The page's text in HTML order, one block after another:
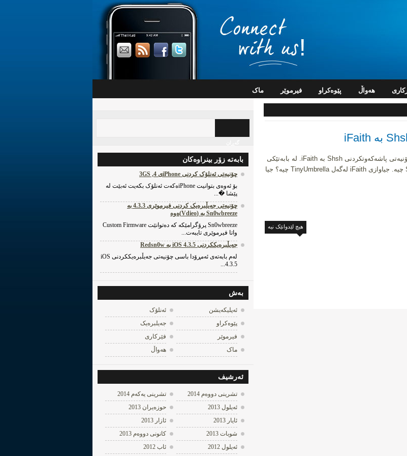
هه‌واڵ پێوه‌کراو فیرموێر ماک
له‌م بابه‌ته‌ی ئه‌مڕۆیا باسی چۆنیه‌تی پاشه‌که‌وتکردنی Shsh به‌ iFaith. له‌ بابه‌تێکی
هیچ لێدوانێک نیه‌
بابه‌ته‌ زۆر بینراوه‌کان
چۆنیه‌تی ئه‌نلۆک کردنی iPhoneی 4, 3GS
بۆ ئه‌وه‌ی بتوانیت iPhoneه‌که‌ت ئه‌نلۆک بکه‌یت ئه‌بێت له‌
پێشا �...
چۆنیه‌تی جه‌یڵبره‌یک کردنی فیرموێری 4.3.3 به‌
Sn0wbreeze به‌ (Vdieo)ه‌وه‌
Sn0wbreeze پرۆگرامێکه‌ که‌ ده‌توانێت Custom Firmware
واتا فیرموێری تایبه‌ت...
جه‌یڵبره‌یککردنی iOS 4.3.5 به‌ Redsn0w
له‌م بابه‌ته‌ی ئه‌مڕۆدا باسی چۆنیه‌تی جه‌یڵبره‌یککردنی iOS
4.3.5...
به‌ش
ئه‌پلیکه‌یشن
ئه‌نلۆک
پێوه‌کراو
جه‌یلبره‌یک
فیرموێر
فێرکاری
ماک
هه‌واڵ
ئه‌رشیف
تشرینی دووه‌م 2014
تشرینی یه‌كه‌م 2014
ئه‌یلول 2013
حوزه‌یران 2013
ئایار 2013
ئازار 2013
شوبات 2013
كانونی دووه‌م 2013
ئه‌یلول 2012
ئاب 2012